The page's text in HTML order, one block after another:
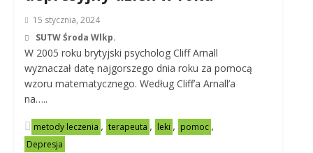
15 stycznia, 2024
SUTW Środa Wlkp.
W 2005 roku brytyjski psycholog Cliff Arnall
wyznaczał datę najgorszego dnia roku za pomocą
wzoru matematycznego. Według Cliff’a Arnall’a
na…..
metody leczenia , terapeuta , leki , pomoc ,
Depresja